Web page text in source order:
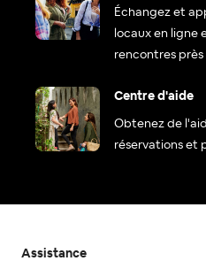
Échangez et
locaux en ligne
rencontres près
Centre d'aide
Obtenez de
réservations et
Assistance